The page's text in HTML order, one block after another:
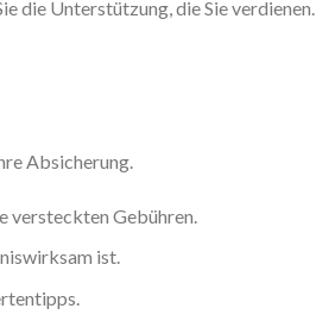
die Unterstützung, die Sie verdienen.
Absicherung.
versteckten Gebühren.
ist.